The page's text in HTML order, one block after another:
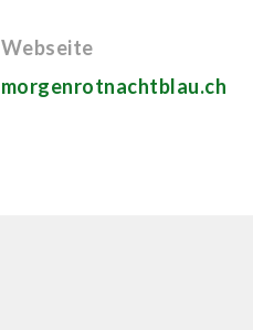
Webseite
morgenrotnachtblau.ch